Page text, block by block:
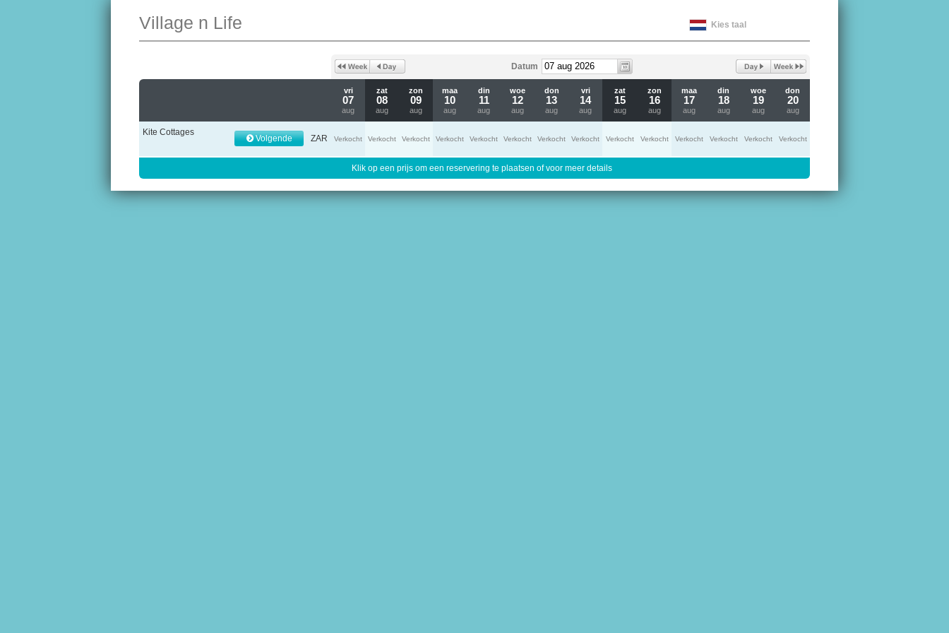
Kies taal
Village n Life
Datum
vri
07
aug
zat
08
aug
zon
09
aug
maa
10
aug
din
11
aug
woe
12
aug
don
13
aug
vri
14
aug
zat
15
aug
zon
16
aug
maa
17
aug
din
18
aug
woe
19
aug
don
20
aug
Kite Cottages
Volgende ZAR Verkocht Verkocht Verkocht Verkocht Verkocht Verkocht Verkocht Verkocht Verkocht Verkocht Verkocht Verkocht Verkocht Verkocht
Klik op een prijs om een reservering te plaatsen of voor meer details